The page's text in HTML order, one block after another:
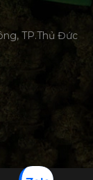
TP.Thủ Đức